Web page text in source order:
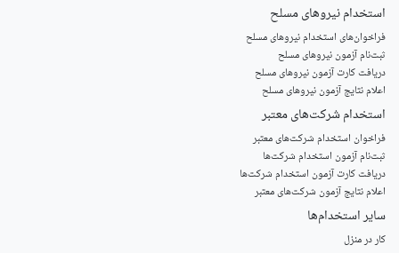
استخدام‌ نیروهای مسلح
‌فراخوان‌های استخدام‌ نیروهای مسلح
ثبت‌نام آزمون نیروهای مسلح
دریافت کارت آزمون نیروهای مسلح
اعلام نتایج آزمون نیروهای مسلح
استخدام‌ شرکت‌های معتبر
فراخوان استخدام شرکت‌های معتبر
ثبت‌نام آزمون استخدام شرکت‌ها
دریافت کارت آزمون استخدام شرکت‌ها
اعلام نتایج آزمون شرکت‌های معتبر
سایر استخدام‌ها
کار در منزل